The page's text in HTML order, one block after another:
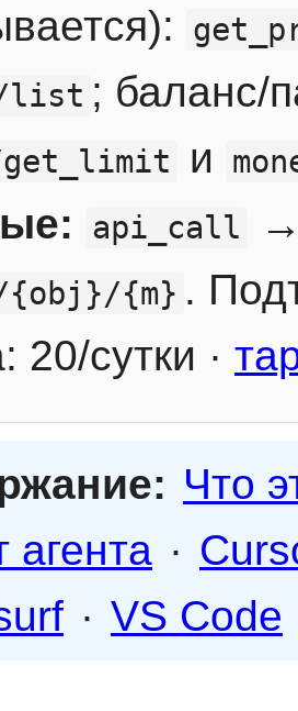
list ; баланс/
get_limit и
api_call
{m} .
20/сутки ·
Что
агента ·
· VS Code